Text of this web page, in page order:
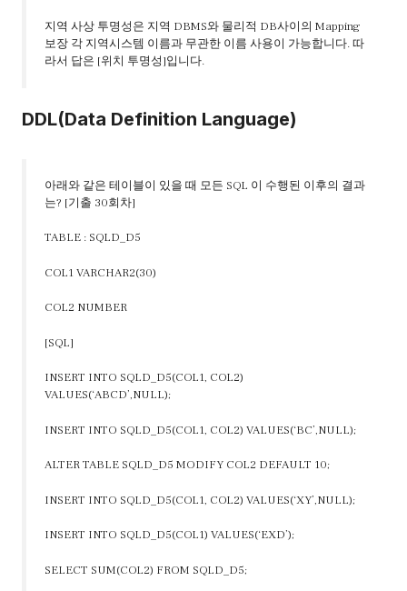
지역 사상 투명성은 지역 DBMS와 물리적 DB사이의 Mapping
보장 각 지역시스템 이름과 무관한 이름 사용이 가능합니다. 따
라서 답은 [위치 투명성]입니다.
DDL(Data Definition Language)
아래와 같은 테이블이 있을 때 모든 SQL 이 수행된 이후의 결과
는? [기출 30회차]
TABLE : SQLD_D5
COL1 VARCHAR2(30)
COL2 NUMBER
[SQL]
INSERT INTO SQLD_D5(COL1, COL2)
VALUES(‘ABCD’,NULL);
INSERT INTO SQLD_D5(COL1, COL2) VALUES(‘BC’,NULL);
ALTER TABLE SQLD_D5 MODIFY COL2 DEFAULT 10;
INSERT INTO SQLD_D5(COL1, COL2) VALUES(‘XY’,NULL);
INSERT INTO SQLD_D5(COL1) VALUES(‘EXD’);
SELECT SUM(COL2) FROM SQLD_D5;